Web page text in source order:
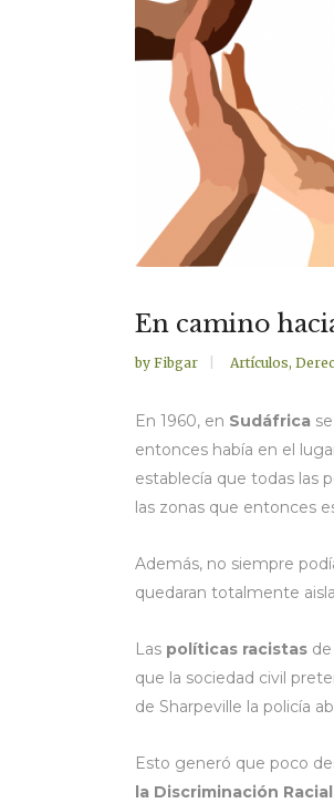
En camino
by Fibgar Artículos,
En 1960, en Sudáfrica
entonces había en el
establecía que todas las
las zonas que entonces
Además, no siempre
quedaran totalmente
Las políticas racistas
que la sociedad civil
de Sharpeville la policía
Esto generó que poco
la Discriminación Racial